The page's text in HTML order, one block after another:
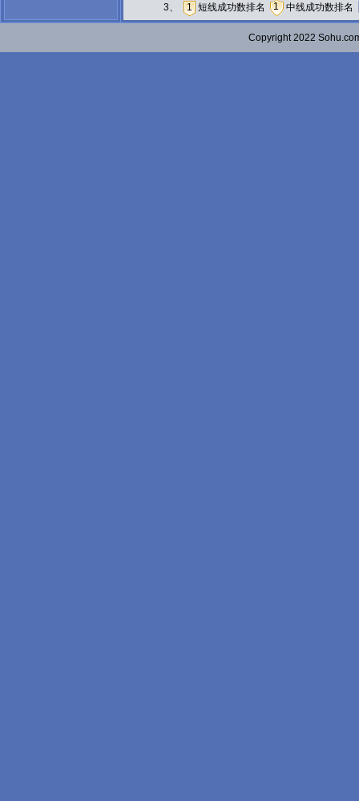
3、
1 短线成功数排名 1 中线成功数排名
Copyright 2022